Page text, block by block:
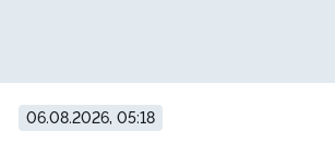
06.08.2026, 05:18